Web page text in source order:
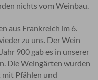
nichts vom Weinbau.
aus Frankreich im 6.
zu uns. Der Wein
900 gab es in unserer
Die Weingärten wurden
mit Pfählen und